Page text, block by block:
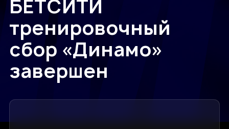
БЕТСИТИ
тренировочный
сбор «Динамо»
завершен